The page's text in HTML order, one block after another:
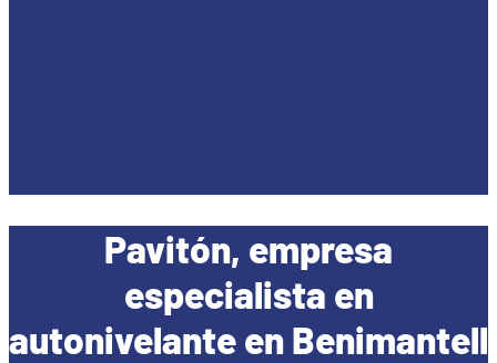
Pavitón, empresa
especialista en
autonivelante en Benimantell